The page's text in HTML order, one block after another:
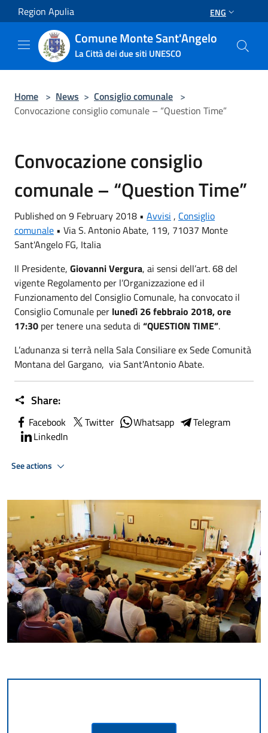
Salta al contenuto principale
Region Apulia ENG
Comune Monte Sant'Angelo
La Città dei due siti UNESCO
Home > News > Consiglio comunale >
Convocazione consiglio comunale – “Question Time”
Convocazione consiglio
comunale – “Question Time”
Published on 9 February 2018 • Avvisi , Consiglio
comunale • Via S. Antonio Abate, 119, 71037 Monte
Sant'Angelo FG, Italia
Il Presidente, Giovanni Vergura, ai sensi dell’art. 68 del
vigente Regolamento per l’Organizzazione ed il
Funzionamento del Consiglio Comunale, ha convocato il
Consiglio Comunale per lunedì 26 febbraio 2018, ore
17:30 per tenere una seduta di “QUESTION TIME”.
L’adunanza si terrà nella Sala Consiliare ex Sede Comunità
Montana del Gargano, via Sant'Antonio Abate.
Share:
Facebook Twitter Whatsapp
Telegram
LinkedIn
See actions